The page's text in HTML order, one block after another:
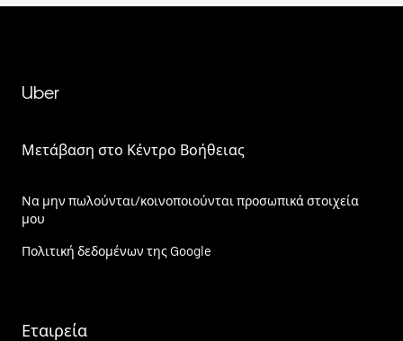
Uber
Μετάβαση στο Κέντρο Βοήθειας
Να μην πωλούνται/κοινοποιούνται προσωπικά στοιχεία
μου
Πολιτική δεδομένων της Google
Εταιρεία